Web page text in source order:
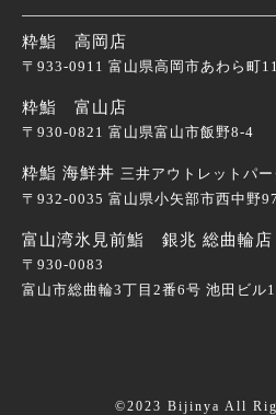
粋鮨 高岡店
〒933-0911 富山県高岡市あわら町
粋鮨 富山店
〒930-0821 富山県富山市飯野8-4
粋鮨 海鮮丼 三井アウトレットパー
〒932-0035 富山県小矢部市西中野
富山湾氷見前鮨 銀兆 総曲輪店
〒930-0083
富山市総曲輪3丁目2番6号 池田ビル1
©2023 Bijinya All